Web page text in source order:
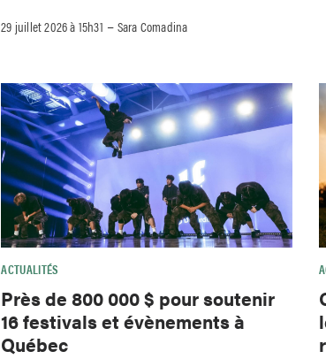
29 juillet 2026 à 15h31 –Sara Comadina
ACTUALITÉS
Près de 800 000 $ pour soutenir
16 festivals et évènements à
Québec